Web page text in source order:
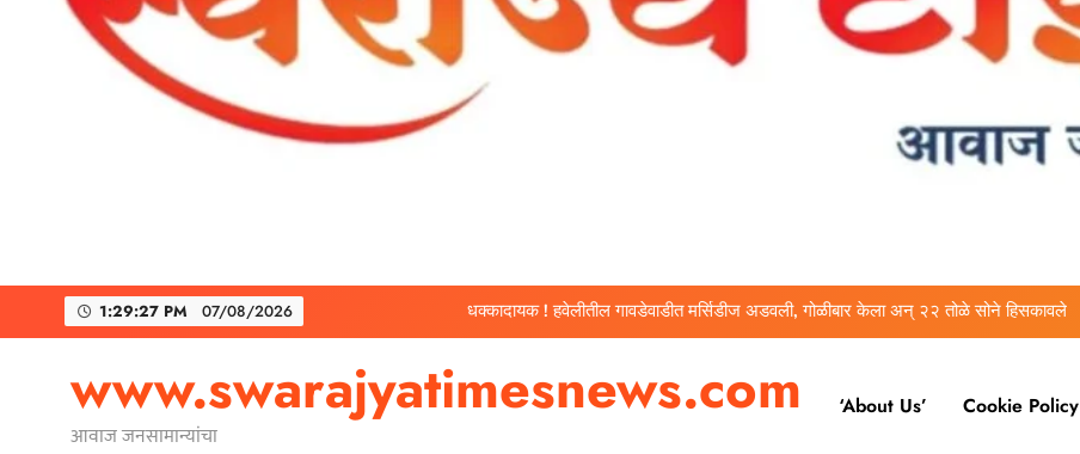
1:29:29 PM 07/08/2026
वारकरी संप्रदायातील ज्येष्ठ भाविक लक्ष्मण भाऊसाहेब भुजबळ यांचे दुःखद निधन
२ कोटींचा दंड टाळायचा असेल तर १० लाख द्या! कथित लाच मागणी प्रकरणी तलाठी आश्विनी कोकाटे दुसऱ्यांदा
निमगाव म्हाळुंगेत घरफोडी; ९.५२ लाखांचे दागिने व रोख रक्कम गेली चोरीला
www.swarajyatimesnews.com
आवाज जनसामान्यांचा
‘About Us’ Cookie Policy